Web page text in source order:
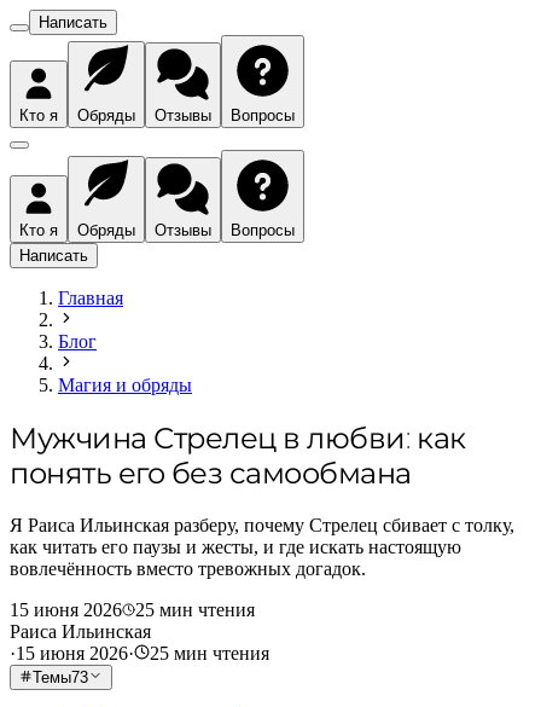
Написать
Кто я Обряды Отзывы Вопросы
Кто я Обряды Отзывы
Вопросы
Написать
Главная
Блог
Магия и обряды
Мужчина Стрелец в любви: как
понять его без самообмана
Я Раиса Ильинская разберу, почему Стрелец сбивает с толку,
как читать его паузы и жесты, и где искать настоящую
вовлечённость вместо тревожных догадок.
15 июня 2026
25 мин чтения
Раиса Ильинская
·15 июня 2026· 25 мин чтения
Темы73